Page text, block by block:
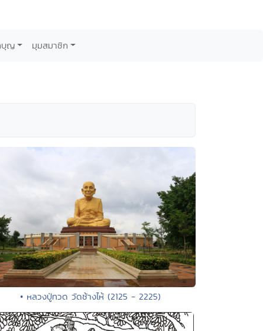
บุญ มุมสมาชิก
• หลวงปู่ทวด วัดช้างไห้ (2125 - 2225)